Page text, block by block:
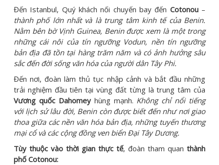
Đến Istanbul, Quý khách nối chuyến bay đến Cotonou–
thành phố lớn nhất và là trung tâm kinh tế của Benin.
Nằm bên bờ Vịnh Guinea, Benin được xem là một trong
những cái nôi của tín ngưỡng Vodun, nền tín ngưỡng
bản địa đã tồn tại hàng trăm năm và có ảnh hưởng sâu
sắc đến đời sống văn hóa của người dân Tây Phi.
Đến nơi, đoàn làm thủ tục nhập cảnh và bắt đầu những
trải nghiệm đầu tiên tại vùng đất từng là trung tâm của
Vương quốc Dahomeyhùng mạnh. Không chỉ nổi tiếng
với lịch sử lâu đời, Benin còn được biết đến như nơi giao
thoa giữa các nền văn hóa bản địa, những tuyến thương
mại cổ và các cộng đồng ven biển Đại Tây Dương.
Tùy thuộc vào thời gian thực tế, đoàn tham quan thành
phố Cotonou: